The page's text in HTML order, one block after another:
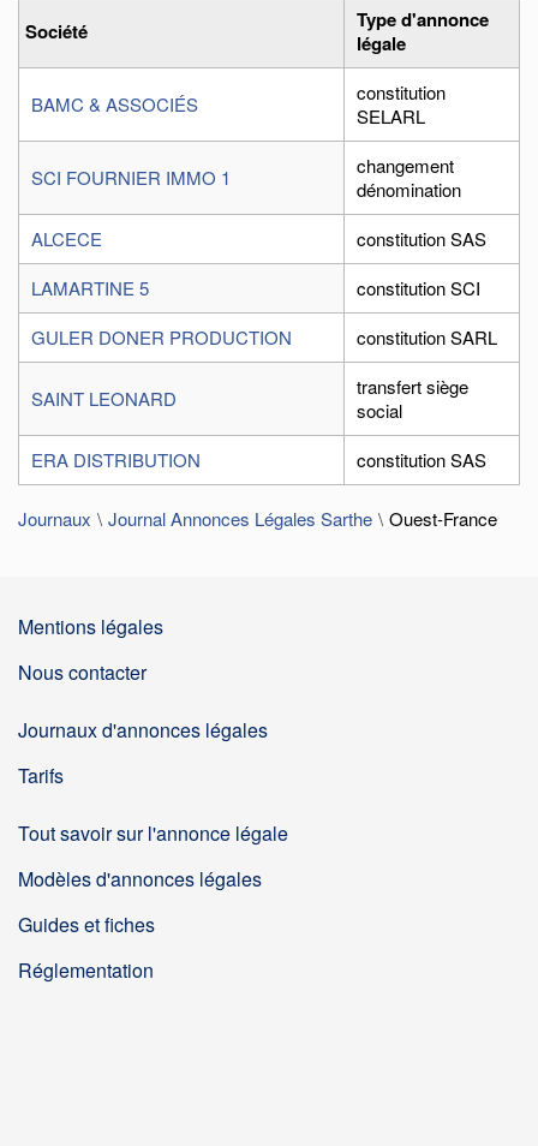
Société
Type d'annonce
légale
BAMC & ASSOCIÉS
constitution
SELARL
SCI FOURNIER IMMO 1
changement
dénomination
ALCECE
constitution SAS
LAMARTINE 5
constitution SCI
GULER DONER PRODUCTION
constitution SARL
SAINT LEONARD
transfert siège
social
ERA DISTRIBUTION
constitution SAS
Journaux Journal Annonces Légales Sarthe Ouest-France
Mentions légales
Nous contacter
Journaux d'annonces légales
Tarifs
Tout savoir sur l'annonce légale
Modèles d'annonces légales
Guides et fiches
Réglementation